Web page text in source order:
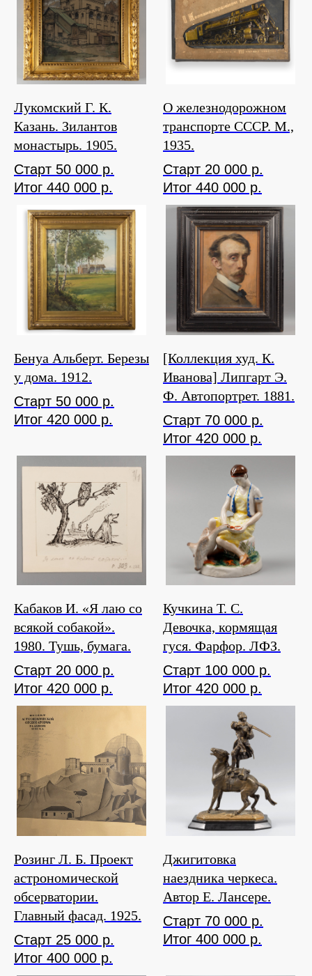
Лукомский Г. К.
Казань. Зилантов
монастырь. 1905.
Старт 50 000 р.
Итог 440 000 р.
О железнодорожном
транспорте СССР. М.,
1935.
Старт 20 000 р.
Итог 440 000 р.
Бенуа Альберт. Березы
у дома. 1912.
Старт 50 000 р.
Итог 420 000 р.
[Коллекция худ. К.
Иванова] Липгарт Э.
Ф. Автопортрет. 1881.
Старт 70 000 р.
Итог 420 000 р.
Кабаков И. «Я лаю со
всякой собакой».
1980. Тушь, бумага.
Старт 20 000 р.
Итог 420 000 р.
Кучкина Т. С.
Девочка, кормящая
гуся. Фарфор. ЛФЗ.
Старт 100 000 р.
Итог 420 000 р.
Розинг Л. Б. Проект
астрономической
обсерватории.
Главный фасад. 1925.
Старт 25 000 р.
Итог 400 000 р.
Джигитовка
наездника черкеса.
Автор Е. Лансере.
Старт 70 000 р.
Итог 400 000 р.